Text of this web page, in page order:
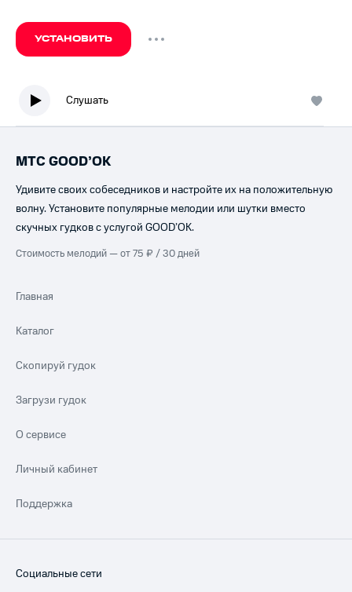
УСТАНОВИТЬ
Слушать
МТС GOOD’OK
Удивите своих собеседников и настройте их на положительную
волну. Установите популярные мелодии или шутки вместо
скучных гудков с услугой GOOD’OK.
Стоимость мелодий — от 75 ₽ / 30 дней
Главная
Каталог
Скопируй гудок
Загрузи гудок
О сервисе
Личный кабинет
Поддержка
Социальные сети